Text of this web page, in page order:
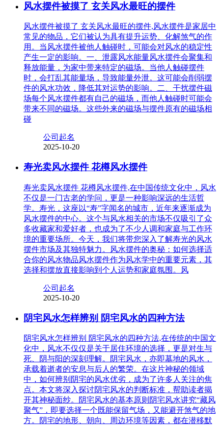
风水摆件被摸了 玄关风水最旺的摆件
风水摆件被摸了 玄关风水最旺的摆件,风水摆件是家居中
常见的物品，它们被认为具有提升运势、化解煞气的作
用。当风水摆件被他人触碰时，可能会对风水的稳定性
产生一定的影响。一、泄露风水能量风水摆件会聚集和
释放能量，为家中带来特定的磁场。当他人触碰摆件
时，会打乱其能量场，导致能量外泄。这可能会削弱摆
件的风水功效，降低其对运势的影响。二、干扰摆件磁
场每个风水摆件都有自己的磁场，而他人触碰时可能会
带来不同的磁场。这些外来的磁场与摆件原有的磁场相
碰
公司起名
2025-10-20
寿光卖风水摆件 花樽风水摆件
寿光卖风水摆件 花樽风水摆件,在中国传统文化中，风水
不仅是一门古老的学问，更是一种影响深远的生活哲
学。寿光，这座以“寿”字闻名的城市，近年来逐渐成为
风水摆件的中心。这个与风水相关的市场不仅吸引了众
多收藏家和爱好者，也成为了不少人调和家庭与工作环
境的重要场所。今天，我们将带您深入了解寿光的风水
摆件市场及其独特魅力。风水摆件的奥秘：如何选择适
合你的风水物品风水摆件作为风水学中的重要元素，其
选择和摆放直接影响到个人运势和家庭氛围。风
公司起名
2025-10-20
阴宅风水怎样辨别 阴宅风水的四种方法
阴宅风水怎样辨别 阴宅风水的四种方法,在传统的中国文
化中，风水不仅仅是关于居住环境的选择，更是对生与
死、阴与阳的深刻理解。阴宅风水，亦即墓地的风水，
承载着逝者的安息与后人的繁荣。在这片神秘的领域
中，如何辨别阴宅的风水优劣，成为了许多人关注的焦
点。本文将深入探讨阴宅风水的判断标准，帮助读者揭
开其神秘面纱。阴宅风水的基本原则阴宅风水讲究“藏风
聚气”，即要选择一个既能保留气场，又能避开煞气的地
方。阴宅的地形、朝向、周边环境等因素，都在潜移默